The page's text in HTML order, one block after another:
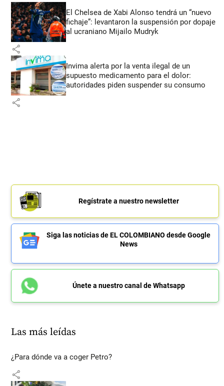
El Chelsea de Xabi Alonso tendrá un “nuevo
fichaje”: levantaron la suspensión por dopaje
al ucraniano Mijailo Mudryk
share
Invima alerta por la venta ilegal de un
supuesto medicamento para el dolor:
autoridades piden suspender su consumo
share
Regístrate a nuestro newsletter
Siga las noticias de EL COLOMBIANO desde Google
News
Únete a nuestro canal de Whatsapp
Las más leídas
¿Para dónde va a coger Petro?
share